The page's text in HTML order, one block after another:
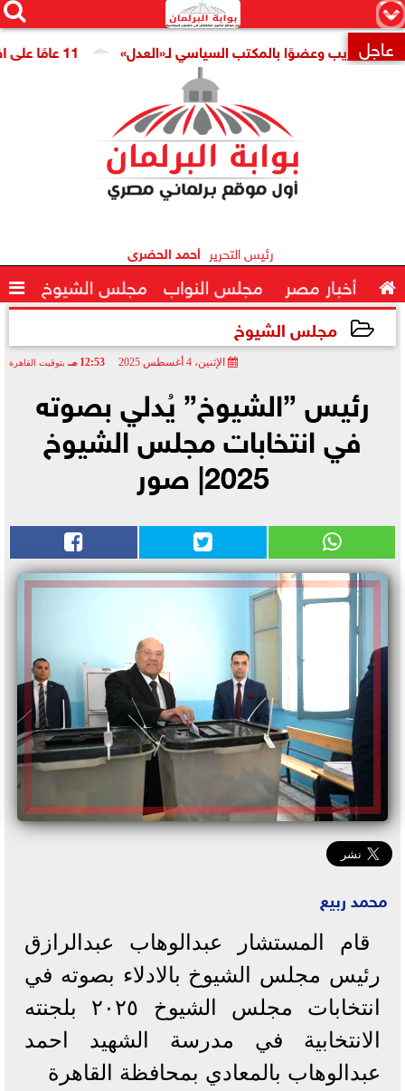
×


 عاجل 11 عامًا على افتتاح قناة السويس الجديدة.. النائبة مروة قنصوة: رؤية الدولة حولت الممر الملاحي إلى مركز اقتصادي عالمي بالمكتب السياسي لـ«العدل»
رئيس التحرير أحمد الحضرى
 أخبار مصر مجلس النواب مجلس الشيوخ 
مجلس الشيوخ
الإثنين، 4 أغسطس 2025 12:53 مـ بتوقيت القاهرة
رئيس ”الشيوخ” يُدلي بصوته
في انتخابات مجلس الشيوخ
2025| صور
محمد ربيع
قام المستشار عبدالوهاب عبدالرازق
رئيس مجلس الشيوخ بالادلاء بصوته في
انتخابات مجلس الشيوخ ٢٠٢٥ بلجنته
الانتخابية في مدرسة الشهيد احمد
عبدالوهاب بالمعادي بمحافظة القاهرة